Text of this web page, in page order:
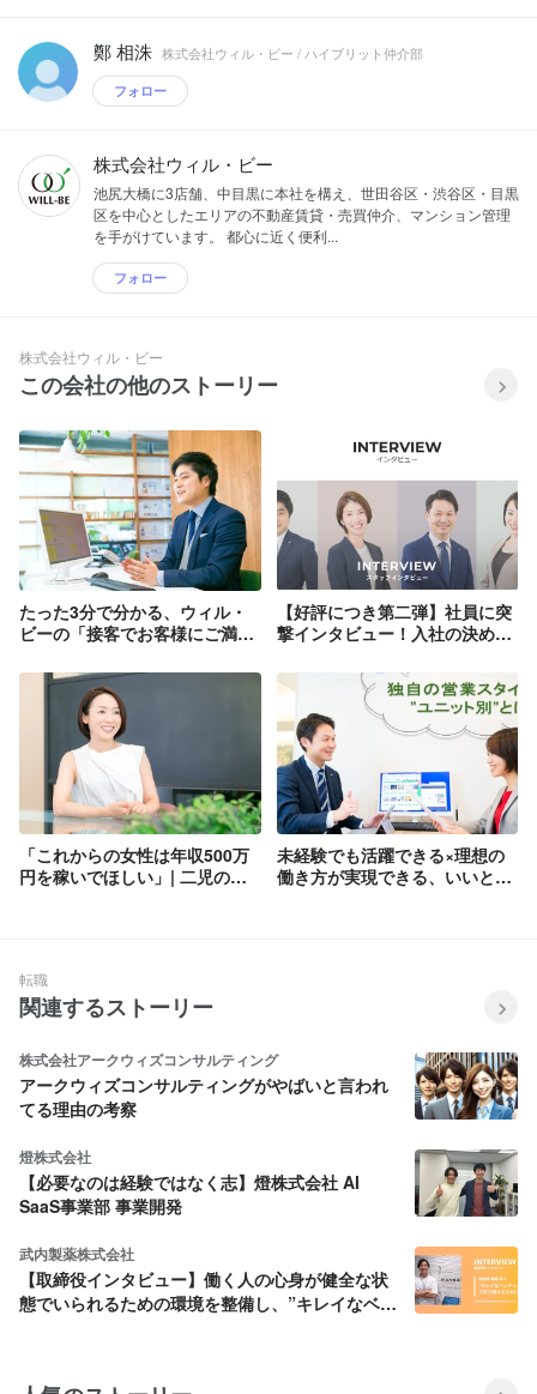
鄭 相洙 株式会社ウィル・ビー / ハイブリット仲介部
フォロー
株式会社ウィル・ビー
池尻大橋に3店舗、中目黒に本社を構え、世田谷区・渋谷区・目黒
区を中心としたエリアの不動産賃貸・売買仲介、マンション管理
を手がけています。 都心に近く便利...
フォロー
株式会社ウィル・ビー
この会社の他のストーリー
たった3分で分かる、ウィル・
ビーの「接客でお客様にご満足
す！
【好評につき第二弾】社員に突
撃インタビュー！入社の決め手
た！
「これからの女性は年収500万
円を稼いでほしい」| 二児の母
未経験でも活躍できる×理想の
働き方が実現できる、いいとこ
転職
関連するストーリー
株式会社アークウィズコンサルティング
アークウィズコンサルティングがやばいと言われ
てる理由の考察
燈株式会社
【必要なのは経験ではなく志】燈株式会社 AI
SaaS事業部 事業開発
武内製薬株式会社
【取締役インタビュー】働く人の心身が健全な状
態でいられるための環境を整備し、”キレイなベン